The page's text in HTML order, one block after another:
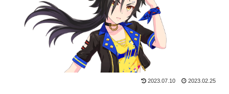
2023.07.10 2023.02.25